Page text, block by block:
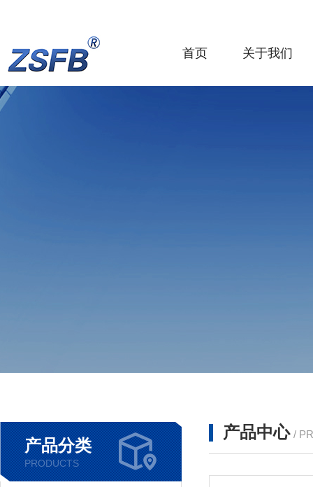
首页 关于我们
产品分类
PRODUCTS
产品中心 /